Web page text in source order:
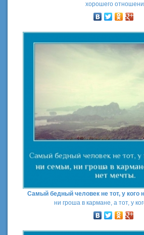
хорошего
Самый бедный человек не тот, у кого
ни гроша в кармане, а тот, у